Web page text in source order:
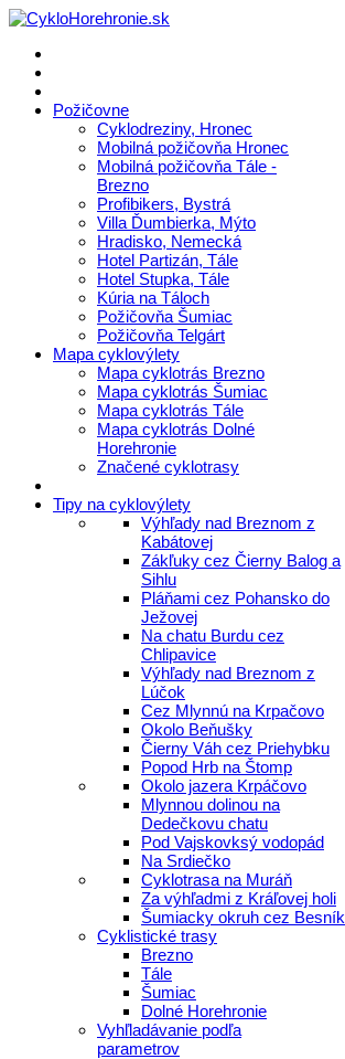
Požičovne
Cyklodreziny, Hronec
Mobilná požičovňa Hronec
Mobilná požičovňa Tále -
Brezno
Profibikers, Bystrá
Villa Ďumbierka, Mýto
Hradisko, Nemecká
Hotel Partizán, Tále
Hotel Stupka, Tále
Kúria na Táloch
Požičovňa Šumiac
Požičovňa Telgárt
Mapa cyklovýlety
Mapa cyklotrás Brezno
Mapa cyklotrás Šumiac
Mapa cyklotrás Tále
Mapa cyklotrás Dolné
Horehronie
Značené cyklotrasy
Tipy na cyklovýlety
Výhľady nad Breznom z
Kabátovej
Zákľuky cez Čierny Balog a
Sihlu
Pláňami cez Pohansko do
Ježovej
Na chatu Burdu cez
Chlipavice
Výhľady nad Breznom z
Lúčok
Cez Mlynnú na Krpačovo
Okolo Beňušky
Čierny Váh cez Priehybku
Popod Hrb na Štomp
Okolo jazera Krpáčovo
Mlynnou dolinou na
Dedečkovu chatu
Pod Vajskovksý vodopád
Na Srdiečko
Cyklotrasa na Muráň
Za výhľadmi z Kráľovej holi
Šumiacky okruh cez Besník
Cyklistické trasy
Brezno
Tále
Šumiac
Dolné Horehronie
Vyhľladávanie podľa
parametrov